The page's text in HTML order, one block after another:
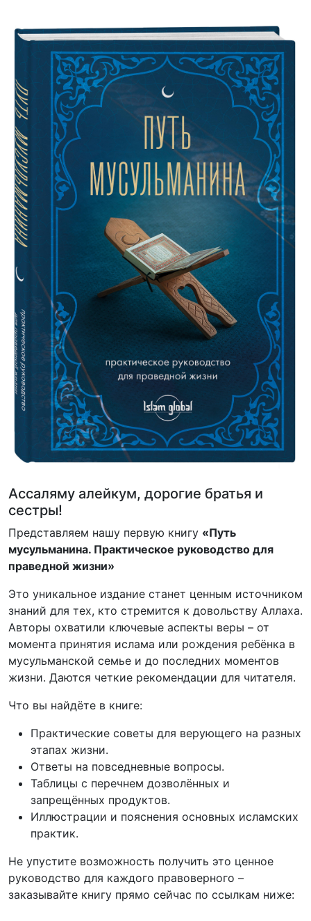
Ассаляму алейкум, дорогие братья и
сестры!
Представляем нашу первую книгу «Путь
мусульманина. Практическое руководство для
праведной жизни»
Это уникальное издание станет ценным источником
знаний для тех, кто стремится к довольству Аллаха.
Авторы охватили ключевые аспекты веры – от
момента принятия ислама или рождения ребёнка в
мусульманской семье и до последних моментов
жизни. Даются четкие рекомендации для читателя.
Что вы найдёте в книге:
Практические советы для верующего на разных
этапах жизни.
Ответы на повседневные вопросы.
Таблицы с перечнем дозволённых и
запрещённых продуктов.
Иллюстрации и пояснения основных исламских
практик.
Не упустите возможность получить это ценное
руководство для каждого правоверного –
заказывайте книгу прямо сейчас по ссылкам ниже: